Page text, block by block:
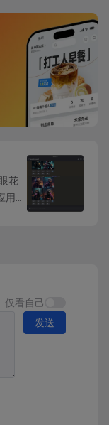
花
最
仅看自己
发送